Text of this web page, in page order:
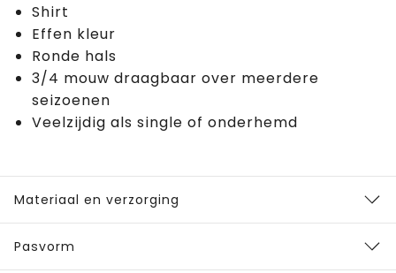
Shirt
Effen kleur
Ronde hals
3/4 mouw draagbaar over meerdere
seizoenen
Veelzijdig als single of onderhemd
Materiaal en verzorging
Pasvorm